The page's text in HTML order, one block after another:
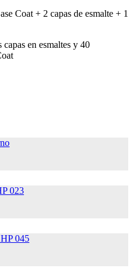
Coat + 2 capas de esmalte + 1
en esmaltes y 40